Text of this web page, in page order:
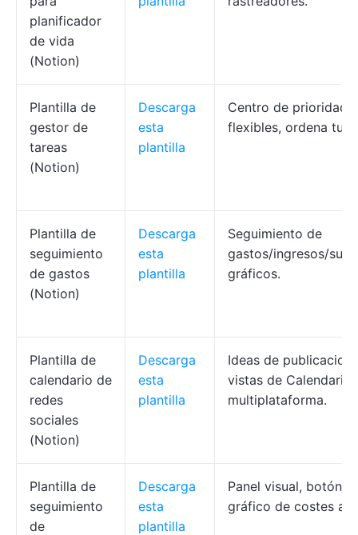
planificador
de vida
(Notion)
Plantilla de
gestor de
tareas
(Notion)
Descarga
esta
plantilla
Centro de
flexibles, ordena tus
Plantilla de
seguimiento
de gastos
(Notion)
Descarga
esta
plantilla
Seguimiento de
gastos/ingresos/
gráficos.
Plantilla de
calendario de
redes
sociales
(Notion)
Descarga
esta
plantilla
Ideas de
vistas de
multiplataforma.
Plantilla de
seguimiento
de
Descarga
esta
plantilla
Panel visual, botón
gráfico de costes